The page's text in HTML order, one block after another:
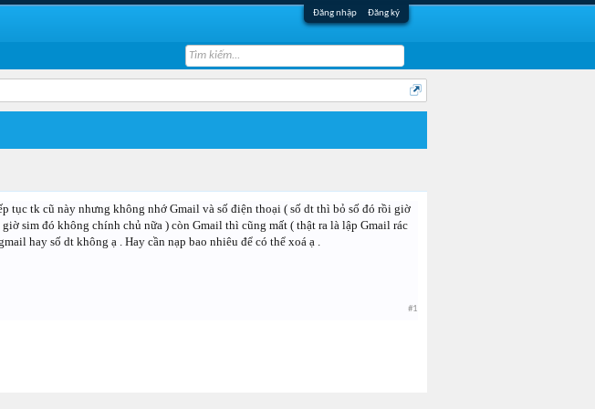
Đăng nhập Đăng ký
tục tk cũ này nhưng không nhớ Gmail và số điện thoại ( số dt thì bỏ số đó rồi giờ
sim đó không chính chủ nữa ) còn Gmail thì cũng mất ( thật ra là lập Gmail rác
hay số dt không ạ . Hay cần nạp bao nhiêu để có thể xoá ạ .
#1